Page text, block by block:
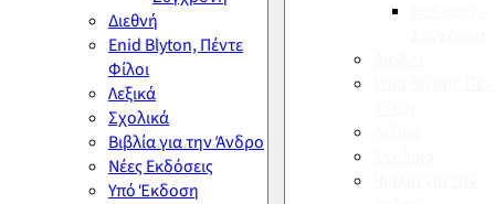
Διεθνή
Enid Blyton, Πέντε
Φίλοι
Λεξικά
Σχολικά
Βιβλία για την Άνδρο
Νέες Εκδόσεις
Υπό Έκδοση